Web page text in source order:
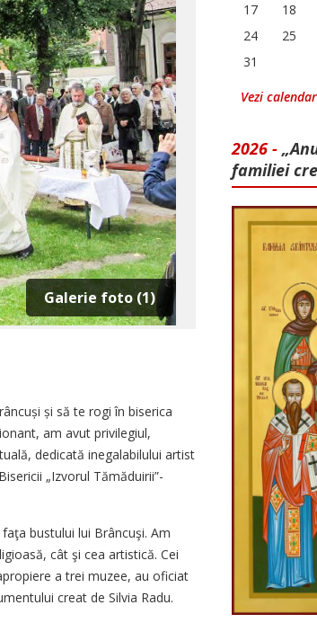
Galerie foto (1)
și să te rogi în biserica
am avut privilegiul,
dedicată inegalabilului artist
„Izvorul Tămăduirii”-
bustului lui Brâncuşi. Am
cât şi cea artistică. Cei
a trei muzee, au oficiat
creat de Silvia Radu.
17
18
24
25
31
Vezi
2026 -
familiei